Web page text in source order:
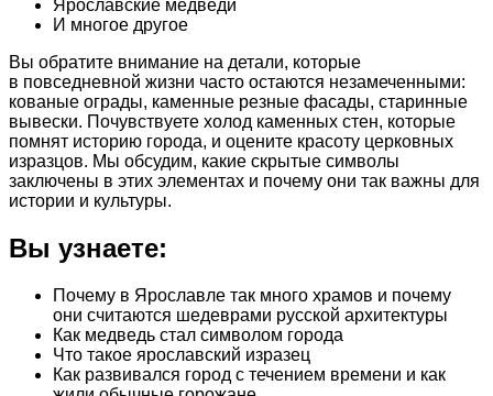
Ярославские медведи
И многое другое
Вы обратите внимание на детали, которые
в повседневной жизни часто остаются незамеченными:
кованые ограды, каменные резные фасады, старинные
вывески. Почувствуете холод каменных стен, которые
помнят историю города, и оцените красоту церковных
изразцов. Мы обсудим, какие скрытые символы
заключены в этих элементах и почему они так важны для
истории и культуры.
Вы узнаете:
Почему в Ярославле так много храмов и почему
они считаются шедеврами русской архитектуры
Как медведь стал символом города
Что такое ярославский изразец
Как развивался город с течением времени и как